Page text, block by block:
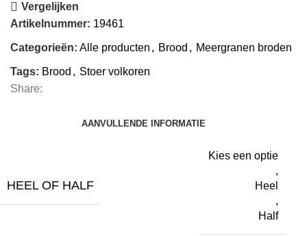
Vergelijken
Artikelnummer: 19461
Categorieën: Alle producten , Brood , Meergranen broden
Tags: Brood , Stoer volkoren
Share:
AANVULLENDE INFORMATIE
HEEL OF HALF
Kies een optie
,
Heel
,
Half